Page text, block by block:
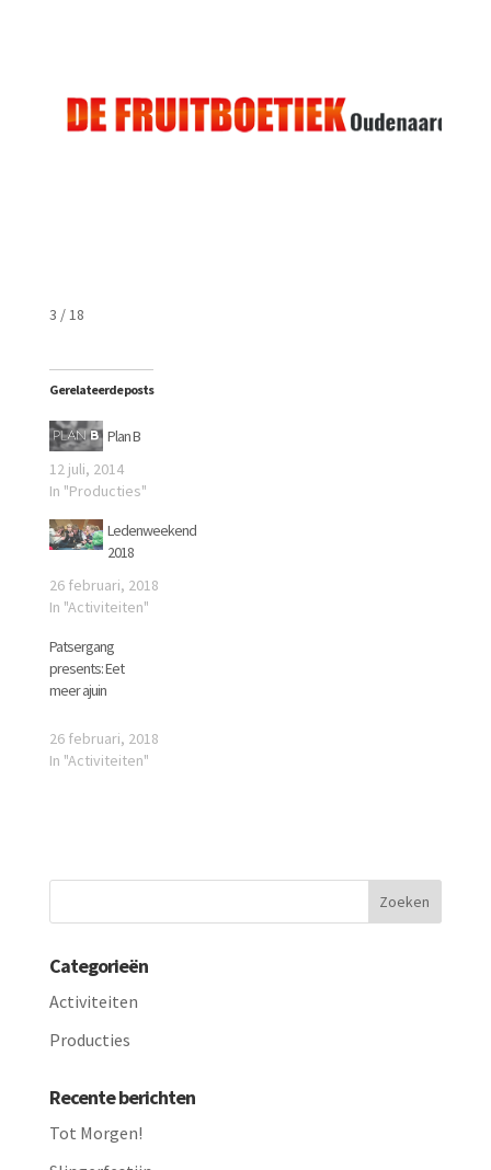
3 / 18
Gerelateerde posts
Plan B
12 juli, 2014
In "Producties"
Ledenweekend
2018
26 februari, 2018
In "Activiteiten"
Patsergang
presents: Eet
meer ajuin
26 februari, 2018
In "Activiteiten"
Categorieën
Activiteiten
Producties
Recente berichten
Tot Morgen!